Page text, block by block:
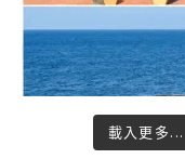
載入更多...